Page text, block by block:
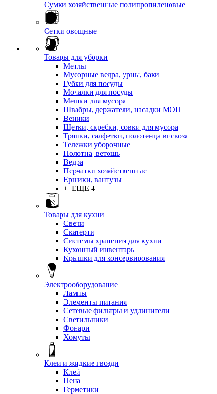
Сумки хозяйственные полипропиленовые
Сетки овощные
Товары для уборки
Метлы
Мусорные ведра, урны, баки
Губки для посуды
Мочалки для посуды
Мешки для мусора
Швабры, держатели, насадки МОП
Веники
Щетки, скребки, совки для мусора
Тряпки, салфетки, полотенца вискоза
Тележки уборочные
Полотна, ветошь
Ведра
Перчатки хозяйственные
Ершики, вантузы
+ ЕЩЕ 4
Товары для кухни
Свечи
Скатерти
Системы хранения для кухни
Кухонный инвентарь
Крышки для консервирования
Электрооборудование
Лампы
Элементы питания
Сетевые фильтры и удлинители
Светильники
Фонари
Хомуты
Клеи и жидкие гвозди
Клей
Пена
Герметики